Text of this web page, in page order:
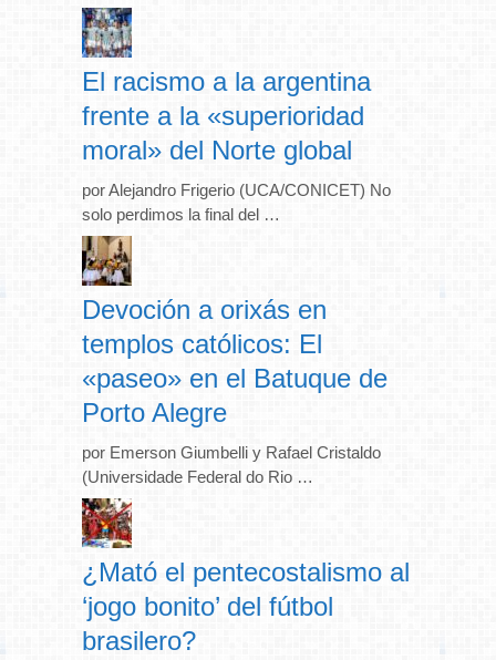
El racismo a la argentina
frente a la «superioridad
moral» del Norte global
por Alejandro Frigerio (UCA/CONICET) No
solo perdimos la final del …
Devoción a orixás en
templos católicos: El
«paseo» en el Batuque de
Porto Alegre
por Emerson Giumbelli y Rafael Cristaldo
(Universidade Federal do Rio …
¿Mató el pentecostalismo al
‘jogo bonito’ del fútbol
brasilero?